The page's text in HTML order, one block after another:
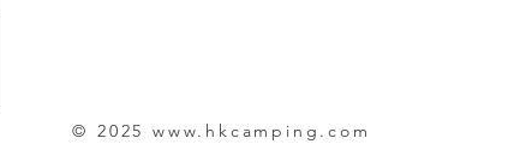
© 2025 www.hkcamping.com